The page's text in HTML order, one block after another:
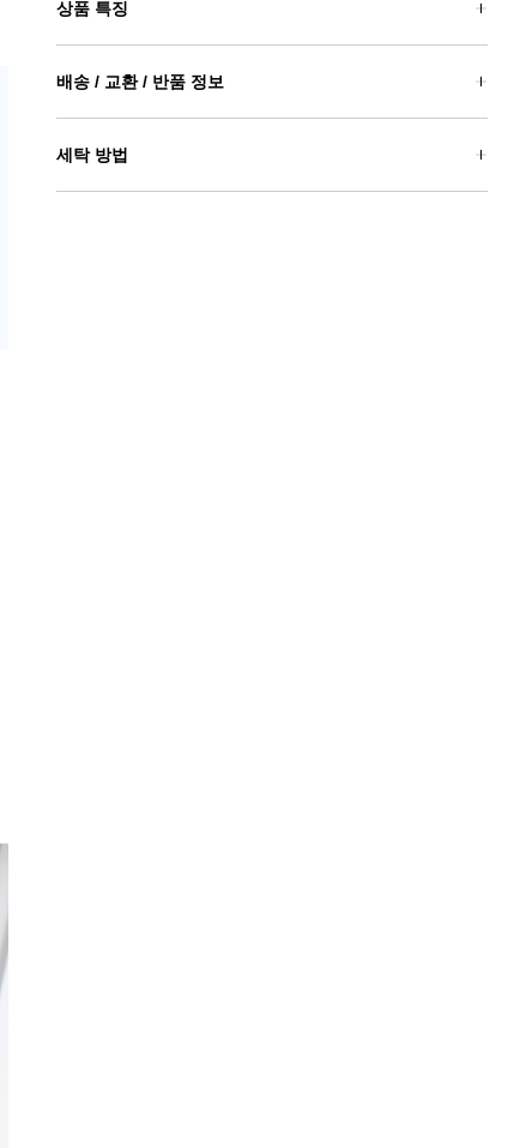
상품 특징
배송 / 교환 / 반품 정보
세탁 방법